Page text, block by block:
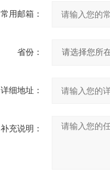
常用邮箱：
省份：
详细地址：
补充说明：